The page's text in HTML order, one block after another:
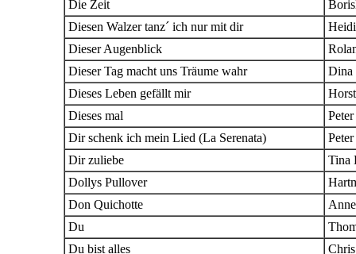
Die Zeit
Diesen Walzer tanz´ ich nur mit dir
Dieser Augenblick
Dieser Tag macht uns Träume wahr
Dina
Dieses Leben gefällt mir
Dieses mal
Dir schenk ich mein Lied (La Serenata)
Dir zuliebe
Tina
Dollys Pullover
Don Quichotte
Du
Du bist alles